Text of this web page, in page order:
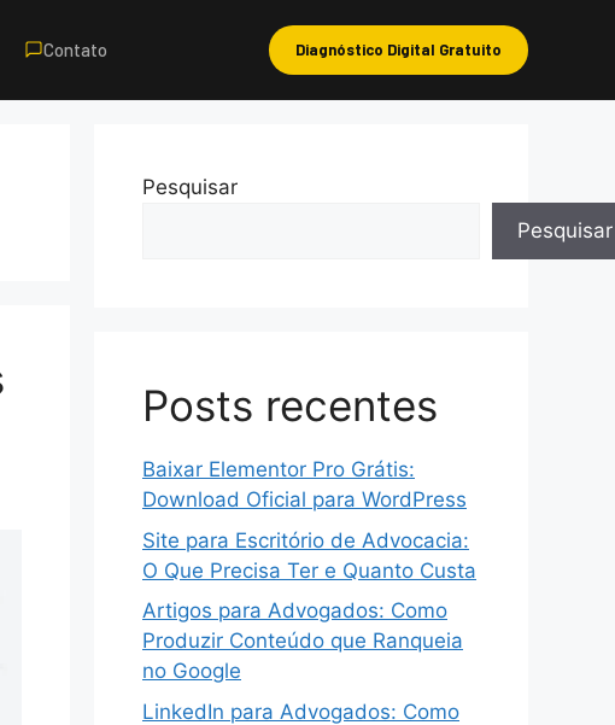
Contato Diagnóstico Digital Gratuito
Pesquisar
Pesquisar
Posts recentes
Baixar Elementor Pro Grátis:
Download Oficial para WordPress
Site para Escritório de Advocacia:
O Que Precisa Ter e Quanto Custa
Artigos para Advogados: Como
Produzir Conteúdo que Ranqueia
no Google
LinkedIn para Advogados: Como